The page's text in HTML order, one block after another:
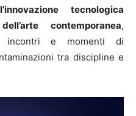
tecnologica
contemporanea,
incontri e momenti di
tra discipline e